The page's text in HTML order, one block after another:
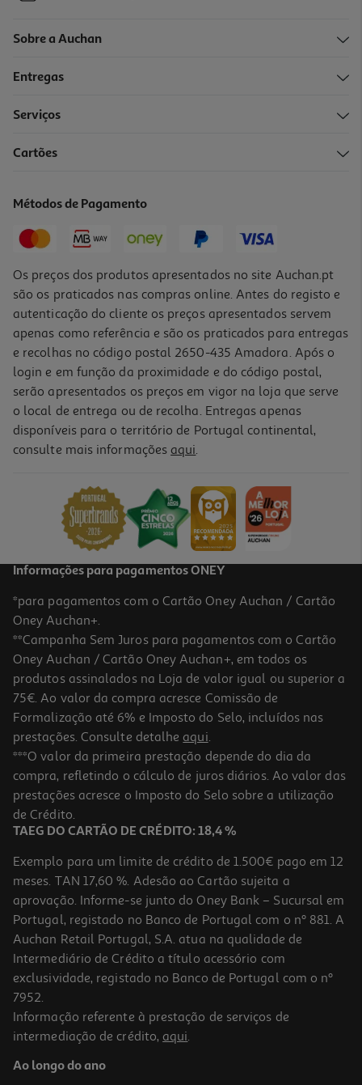
Sobre a Auchan
Entregas
Serviços
Cartões
Métodos de Pagamento
Os preços dos produtos apresentados no site Auchan.pt
são os praticados nas compras online. Antes do registo e
autenticação do cliente os preços apresentados servem
apenas como referência e são os praticados para entregas
e recolhas no código postal 2650-435 Amadora. Após o
login e em função da proximidade e do código postal,
serão apresentados os preços em vigor na loja que serve
o local de entrega ou de recolha. Entregas apenas
disponíveis para o território de Portugal continental,
consulte mais informações aqui.
Informações para pagamentos ONEY
*para pagamentos com o Cartão Oney Auchan / Cartão
Oney Auchan+.
**Campanha Sem Juros para pagamentos com o Cartão
Oney Auchan / Cartão Oney Auchan+, em todos os
produtos assinalados na Loja de valor igual ou superior a
75€. Ao valor da compra acresce Comissão de
Formalização até 6% e Imposto do Selo, incluídos nas
prestações. Consulte detalhe aqui.
***O valor da primeira prestação depende do dia da
compra, refletindo o cálculo de juros diários. Ao valor das
prestações acresce o Imposto do Selo sobre a utilização
de Crédito.
TAEG DO CARTÃO DE CRÉDITO: 18,4 %
Exemplo para um limite de crédito de 1.500€ pago em 12
meses. TAN 17,60 %. Adesão ao Cartão sujeita a
aprovação. Informe-se junto do Oney Bank – Sucursal em
Portugal, registado no Banco de Portugal com o nº 881. A
Auchan Retail Portugal, S.A. atua na qualidade de
Intermediário de Crédito a título acessório com
exclusividade, registado no Banco de Portugal com o nº
7952.
Informação referente à prestação de serviços de
intermediação de crédito, aqui.
Ao longo do ano